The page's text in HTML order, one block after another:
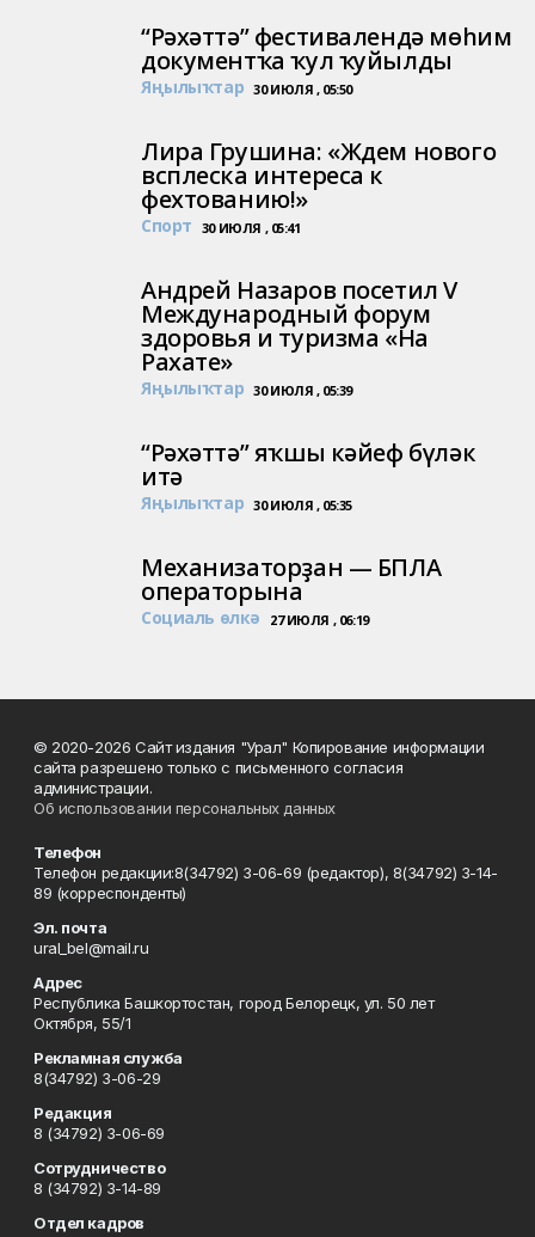
“Рәхәттә” фестивалендә мөһим
документҡа ҡул ҡуйылды
Яңылыҡтар 30 ИЮЛЯ , 05:50
Лира Грушина: «Ждем нового
всплеска интереса к
фехтованию!»
Спорт 30 ИЮЛЯ , 05:41
Андрей Назаров посетил V
Международный форум
здоровья и туризма «На
Рахате»
Яңылыҡтар 30 ИЮЛЯ , 05:39
“Рәхәттә” яҡшы кәйеф бүләк
итә
Яңылыҡтар 30 ИЮЛЯ , 05:35
Механизаторҙан — БПЛА
операторына
Социаль өлкә 27 ИЮЛЯ , 06:19
© 2020-2026 Сайт издания "Урал" Копирование информации
сайта разрешено только с письменного согласия
администрации.
Об использовании персональных данных
Телефон
Телефон редакции:8(34792) 3-06-69 (редактор), 8(34792) 3-14-
89 (корреспонденты)
Эл. почта
ural_bel@mail.ru
Адрес
Республика Башкортостан, город Белорецк, ул. 50 лет
Октября, 55/1
Рекламная служба
8(34792) 3-06-29
Редакция
8 (34792) 3-06-69
Сотрудничество
8 (34792) 3-14-89
Отдел кадров